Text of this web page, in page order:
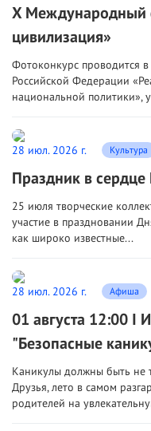
X Международный
цивилизация»
Фотоконкурс проводится
Российской Федерации
национальной политики»,
28 июл. 2026 г. Культура
Праздник в сердце
25 июля творческие
участие в праздновании
как широко известные...
28 июл. 2026 г. Афиша
01 августа 12:00 I
"Безопасные
Каникулы должны быть не
Друзья, лето в самом
родителей на